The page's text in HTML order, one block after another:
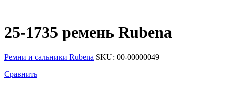
25-1735 ремень Rubena
Ремни и сальники Rubena SKU: 00-00000049
Сравнить